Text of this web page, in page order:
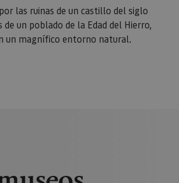
las ruinas de un castillo del siglo
un poblado de la Edad del Hierro,
un magnífico entorno natural.